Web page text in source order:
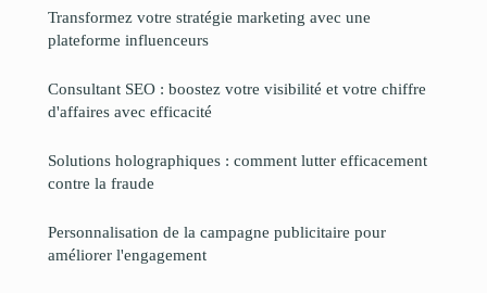
Transformez votre stratégie marketing avec une
plateforme influenceurs
Consultant SEO : boostez votre visibilité et votre chiffre
d'affaires avec efficacité
Solutions holographiques : comment lutter efficacement
contre la fraude
Personnalisation de la campagne publicitaire pour
améliorer l'engagement